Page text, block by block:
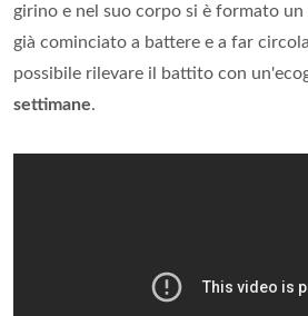
girino e nel suo corpo si è formato
già cominciato a battere e a far
possibile rilevare il battito con
settimane.